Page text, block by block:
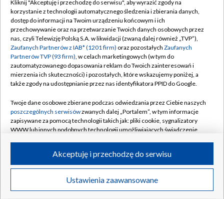
TVP
Abonament TVP
Emisja w TVP
Centrum informacji TVP
Naziemna Telewizja Cyfrowa
Rada Programowa
System NOS
Informacje o nadawcy
Program dla prasy
Ogłoszenie przetargowe
Regulamin TVP
Polityka prywatności
Moje zgody
Pomoc
Kontakt
Kanały
©2026 Telewizja Polska S.A. w likwidacji
Kliknij "Akceptuję i przechodzę do serwisu", aby wyrazić zgody na
korzystanie z technologii automatycznego śledzenia i zbierania danych,
dostęp do informacji na Twoim urządzeniu końcowym i ich
przechowywanie oraz na przetwarzanie Twoich danych osobowych przez
nas, czyli Telewizję Polską S.A. w likwidacji (zwaną dalej również „TVP”),
Zaufanych Partnerów z IAB* (1201 firm) oraz pozostałych Zaufanych
Partnerów TVP (93 firm), w celach marketingowych (w tym do
zautomatyzowanego dopasowania reklam do Twoich zainteresowań i
mierzenia ich skuteczności) i pozostałych, które wskazujemy poniżej, a
także zgody na udostępnianie przez nas identyfikatora PPID do Google.
Twoje dane osobowe zbierane podczas odwiedzania przez Ciebie naszych
poszczególnych serwisówzwanych dalej „Portalem”, w tym informacje
zapisywane za pomocą technologii takich jak: pliki cookie, sygnalizatory
WWW lub innych podobnych technologii umożliwiających świadczenie
ruchu w Internecie.
Twoje dane osobowe zbierane podczas odwiedzania przez Ciebie
poszczególnych serwisówna Portalu, takie jak adresy IP, identyfikatory
Ustawienia zaawansowane
Akceptuję i przechodzę do serwisu